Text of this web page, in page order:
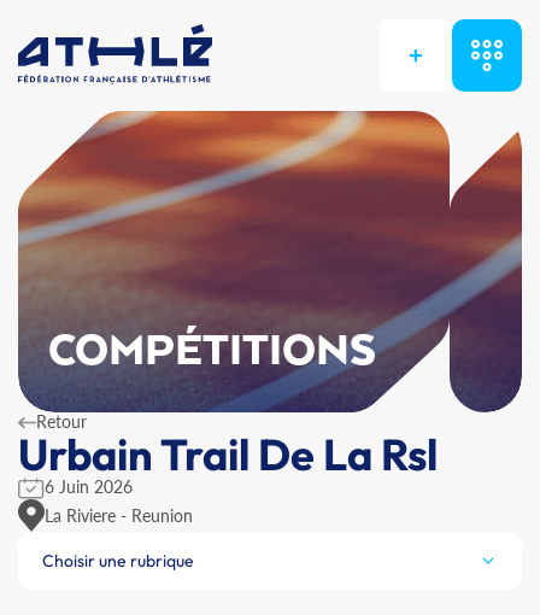
+
COMPÉTITIONS
Retour
Urbain Trail De La Rsl
6 Juin 2026
La Riviere - Reunion
Choisir une rubrique